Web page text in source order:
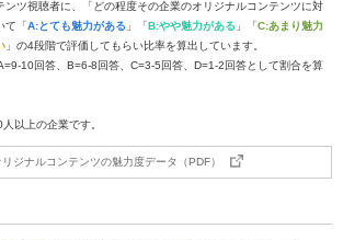
ンツ視聴者に、「どの程度その企業のオリジナルコンテンツに対
て「A:とても魅力がある 」「B:やや魅力がある 」「C:あまり魅力
」の4段階で評価してもらい比率を算出しています。
10回答、B=6-8回答、C=3-5回答、D=1-2回答として割合を算
以上の企業です。
リジナルコンテンツの魅力度データ（PDF）